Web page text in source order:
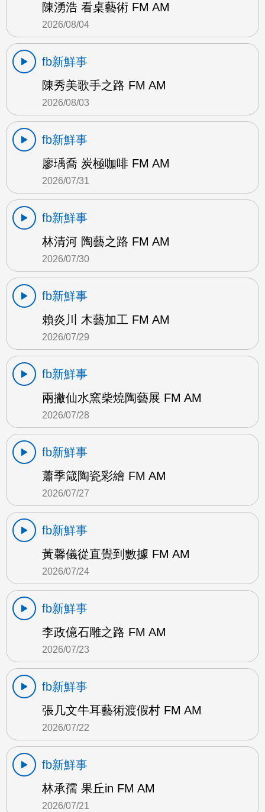
陳湧浩 看桌藝術 FM AM
2026/08/04
fb新鮮事
陳秀美歌手之路 FM AM
2026/08/03
fb新鮮事
廖瑀喬 炭極咖啡 FM AM
2026/07/31
fb新鮮事
林清河 陶藝之路 FM AM
2026/07/30
fb新鮮事
賴炎川 木藝加工 FM AM
2026/07/29
fb新鮮事
兩撇仙水窯柴燒陶藝展 FM AM
2026/07/28
fb新鮮事
蕭季箴陶瓷彩繪 FM AM
2026/07/27
fb新鮮事
黃馨儀從直覺到數據 FM AM
2026/07/24
fb新鮮事
李政億石雕之路 FM AM
2026/07/23
fb新鮮事
張几文牛耳藝術渡假村 FM AM
2026/07/22
fb新鮮事
林承孺 果丘in FM AM
2026/07/21